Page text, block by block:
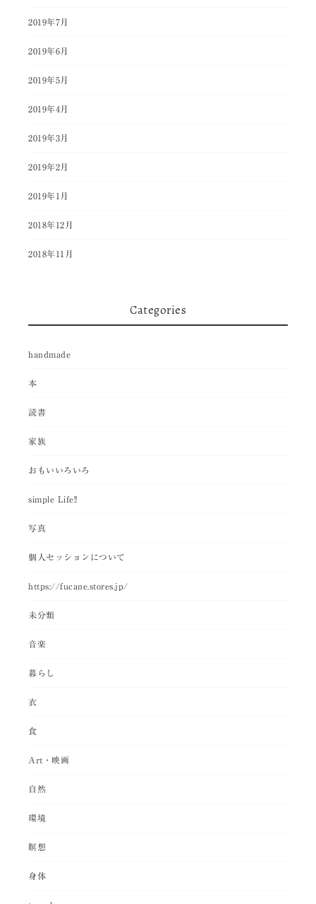
2019年7月
2019年6月
2019年5月
2019年4月
2019年3月
2019年2月
2019年1月
2018年12月
2018年11月
Categories
handmade
本
読書
家族
おもいいろいろ
simple Life!!
写真
個人セッションについて
https://fucane.stores.jp/
未分類
音楽
暮らし
衣
食
Art・映画
自然
環境
瞑想
身体